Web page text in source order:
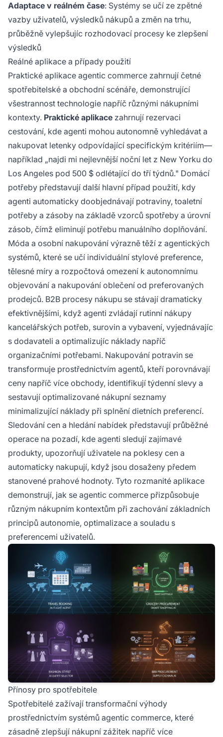
Adaptace v reálném čase: Systémy se učí ze zpětné
vazby uživatelů, výsledků nákupů a změn na trhu,
průběžně vylepšujíc rozhodovací procesy ke zlepšení
výsledků
Reálné aplikace a případy použití
Praktické aplikace agentic commerce zahrnují četné
spotřebitelské a obchodní scénáře, demonstrující
všestrannost technologie napříč různými nákupními
kontexty. Praktické aplikace zahrnují rezervaci
cestování, kde agenti mohou autonomně vyhledávat a
nakupovat letenky odpovídající specifickým kritériím—
například „najdi mi nejlevnější noční let z New Yorku do
Los Angeles pod 500 $ odlétající do tří týdnů." Domácí
potřeby představují další hlavní případ použití, kdy
agenti automaticky doobjednávají potraviny, toaletní
potřeby a zásoby na základě vzorců spotřeby a úrovní
zásob, čímž eliminují potřebu manuálního doplňování.
Móda a osobní nakupování výrazně těží z agentických
systémů, které se učí individuální stylové preference,
tělesné míry a rozpočtová omezení k autonomnímu
objevování a nakupování oblečení od preferovaných
prodejců. B2B procesy nákupu se stávají dramaticky
efektivnějšími, když agenti zvládají rutinní nákupy
kancelářských potřeb, surovin a vybavení, vyjednávajíc
s dodavateli a optimalizujíc náklady napříč
organizačními potřebami. Nakupování potravin se
transformuje prostřednictvím agentů, kteří porovnávají
ceny napříč více obchody, identifikují týdenní slevy a
sestavují optimalizované nákupní seznamy
minimalizující náklady při splnění dietních preferencí.
Sledování cen a hledání nabídek představují průběžné
operace na pozadí, kde agenti sledují zajímavé
produkty, upozorňují uživatele na poklesy cen a
automaticky nakupují, když jsou dosaženy předem
stanovené prahové hodnoty. Tyto rozmanité aplikace
demonstrují, jak se agentic commerce přizpůsobuje
různým nákupním kontextům při zachování základních
principů autonomie, optimalizace a souladu s
preferencemi uživatelů.
Přínosy pro spotřebitele
Spotřebitelé zažívají transformační výhody
prostřednictvím systémů agentic commerce, které
zásadně zlepšují nákupní zážitek napříč více